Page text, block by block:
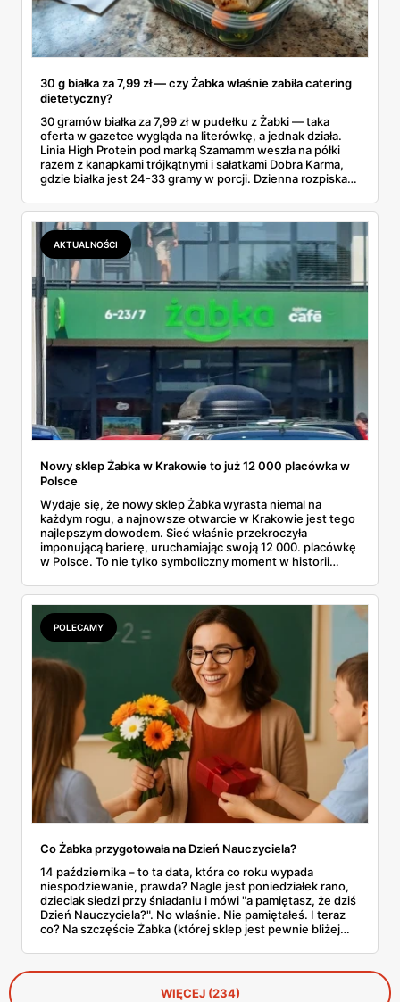
30 g białka za 7,99 zł — czy Żabka właśnie zabiła catering
dietetyczny?
30 gramów białka za 7,99 zł w pudełku z Żabki — taka
oferta w gazetce wygląda na literówkę, a jednak działa.
Linia High Protein pod marką Szamamm weszła na półki
razem z kanapkami trójkątnymi i sałatkami Dobra Karma,
gdzie białka jest 24-33 gramy w porcji. Dzienna rozpiska
catering dietetyczny zaczyna się od 60. Liczby same
proszą o porównanie — gotowce z rogu ulicy kontra
pudełko od kuriera.
AKTUALNOŚCI
Nowy sklep Żabka w Krakowie to już 12 000 placówka w
Polsce
Wydaje się, że nowy sklep Żabka wyrasta niemal na
każdym rogu, a najnowsze otwarcie w Krakowie jest tego
najlepszym dowodem. Sieć właśnie przekroczyła
imponującą barierę, uruchamiając swoją 12 000. placówkę
w Polsce. To nie tylko symboliczny moment w historii
franczyzobiorców – Żabka przyspiesza i planuje otwierać
ponad tysiąc sklepów rocznie. Co to oznacza w praktyce
dla nas wszystkich?
POLECAMY
Co Żabka przygotowała na Dzień Nauczyciela?
14 października – to ta data, która co roku wypada
niespodziewanie, prawda? Nagle jest poniedziałek rano,
dzieciak siedzi przy śniadaniu i mówi "a pamiętasz, że dziś
Dzień Nauczyciela?". No właśnie. Nie pamiętałeś. I teraz
co? Na szczęście Żabka (której sklep jest pewnie bliżej
ofertę na tę okazję. Od Kit Kata za 7,50 zł po Ferrero za 33
złote. Sprawdzamy, co warto rzucić do koszyka, zanim
dotrze do ciebie, że znowu zapomniałeś o ważnym dniu.
WIĘCEJ (234)